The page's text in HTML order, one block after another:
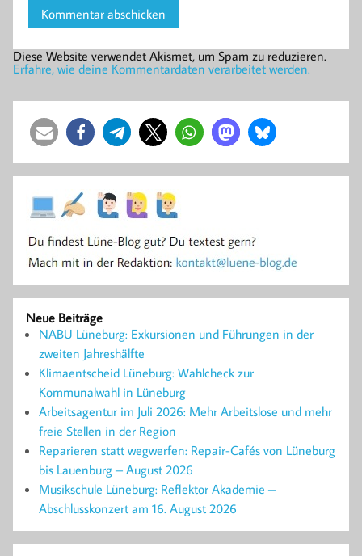
Diese Website verwendet Akismet, um Spam zu reduzieren.
Erfahre, wie deine Kommentardaten verarbeitet werden.
Neue Beiträge
NABU Lüneburg: Exkursionen und Führungen in der
zweiten Jahreshälfte
Klimaentscheid Lüneburg: Wahlcheck zur
Kommunalwahl in Lüneburg
Arbeitsagentur im Juli 2026: Mehr Arbeitslose und mehr
freie Stellen in der Region
Reparieren statt wegwerfen: Repair-Cafés von Lüneburg
bis Lauenburg – August 2026
Musikschule Lüneburg: Reflektor Akademie –
Abschlusskonzert am 16. August 2026